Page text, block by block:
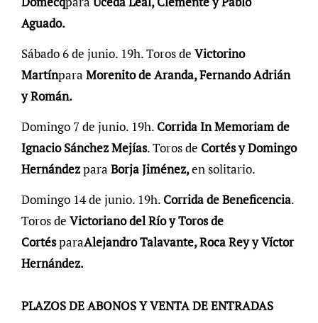
Aguado.
Sábado 6 de junio. 19h. Toros de Victorino
Martínpara Morenito de Aranda, Fernando Adrián
y Román.
Domingo 7 de junio. 19h. Corrida In Memoriam de
Ignacio Sánchez Mejías. Toros de Cortés y Domingo
Hernándezpara Borja Jiménez,en solitario.
Domingo 14 de junio. 19h. Corrida de Beneficencia.
Toros de Victoriano del Río y Toros de
CortésparaAlejandro Talavante, Roca Rey y Víctor
Hernández.
PLAZOS DE ABONOS Y VENTA DE ENTRADAS